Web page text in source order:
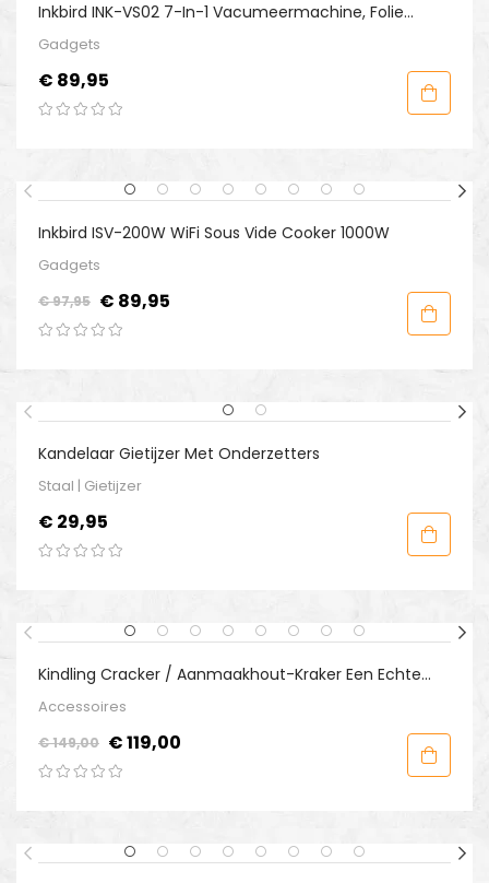
Inkbird INK-VS02 7-In-1 Vacumeermachine, Folie
Sealer Voor Sous-Vide
Gadgets
Prijs
€ 89,95
Inkbird ISV-200W WiFi Sous Vide Cooker 1000W
Gadgets
Normale
prijs
€ 97,95 Prijs
€ 89,95
Kandelaar Gietijzer Met Onderzetters
Staal | Gietijzer
Prijs
€ 29,95
Kindling Cracker / Aanmaakhout-Kraker Een Echte
Hak Musthave!
Accessoires
Normale
prijs
€ 149,00 Prijs
€ 119,00